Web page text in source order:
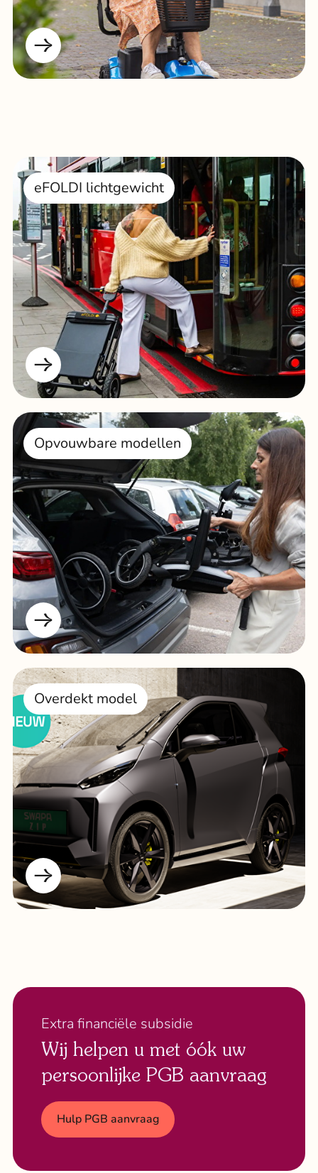
eFOLDI lichtgewicht
Opvouwbare modellen
Overdekt model
Extra financiële subsidie
Wij helpen u met óók uw
persoonlijke PGB aanvraag
Hulp PGB aanvraag